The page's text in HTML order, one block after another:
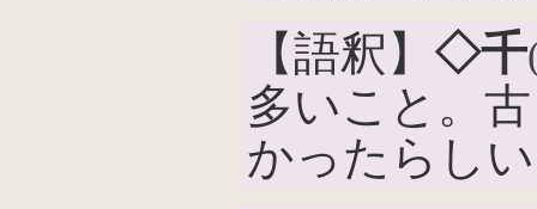
【語釈】 ◇千
多いこと。
かったらし